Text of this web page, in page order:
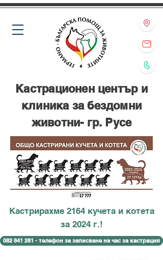
Кастрирахме 2164 кучета и котета
за 2024 г.!
082 841 281 - телефон за записване на час за кастрация
Кастрационен център и
клиника за бездомни
животни- гр. Русе